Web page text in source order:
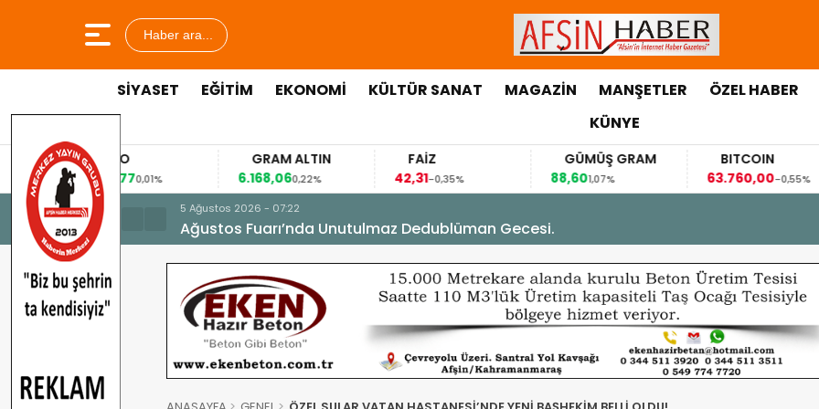
Haber ara...
SİYASET EĞİTİM EKONOMİ KÜLTÜR SANAT MAGAZİN MANŞETLER ÖZEL HABER
KÜNYE
EURO
53,84770,01%
GRAM ALTIN
6.168,060,22%
FAİZ
42,31-0,35%
GÜMÜŞ GRAM
88,601,07%
BITCOIN
63.760,00-0,55%
5 Ağustos 2026 - 07:22
Ağustos Fuarı’nda Unutulmaz Dedublüman Gecesi.